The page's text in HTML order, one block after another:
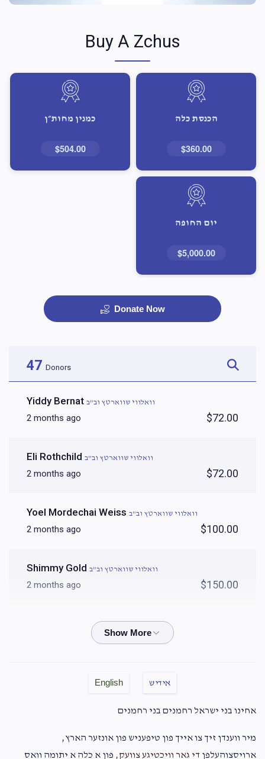
Buy A Zchus
הכנסת כלה
$360.00
כמנין מחות״ן
$504.00
יום החופה
$5,000.00
Donate Now
47 Donors
Yiddy Bernat וואלווי שווארטץ וב"ב
2 months ago $72.00
Eli Rothchild וואלווי שווארטץ וב"ב
2 months ago $72.00
Yoel Mordechai Weiss וואלווי שווארטץ וב"ב
2 months ago $100.00
Shimmy Gold וואלווי שווארטץ וב"ב
2 months ago $150.00
וואלווי שווארטץ וב"ב
וואלווי שווארטץ וב"ב
Benny & Avigailוואלווי שווארטץ וב"ב
2 months ago $100.00
English אידיש
אחינו בני ישראל רחמנים בני רחמנים
מיר ווענדן זיך צו אייך פון טיפעניש פון אונזער הארץ,
ארויסצוהעלפן די גאר וויכטיגע צוועק, פון א כלה א יתומה וואס